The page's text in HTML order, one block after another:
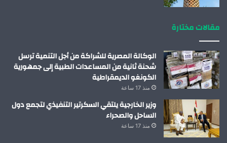
مقالات مختارة
الوكالة المصرية للشراكة من أجل التنمية ترسل
شحنة ثانية من المساعدات الطبية إلى جمهورية
الكونغو الديمقراطية
منذ 17 ساعة
وزير الخارجية يلتقي السكرتير التنفيذي لتجمع دول
الساحل والصحراء
منذ 17 ساعة